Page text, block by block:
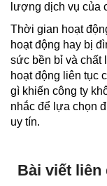
lượng dịch vụ của
Thời gian hoạt
hoạt động hay bị
sức bền bỉ và chất
hoạt động liên tục
gì khiến công ty
nhắc để lựa chọn
uy tín.
Bài viết liên